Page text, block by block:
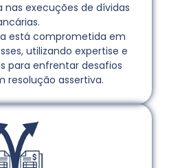
nas execuções de dívidas
está comprometida em
utilizando expertise e
para enfrentar desafios
resolução assertiva.